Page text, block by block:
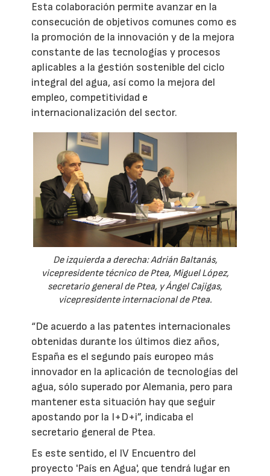
Esta colaboración permite avanzar en la
consecución de objetivos comunes como es
la promoción de la innovación y de la mejora
constante de las tecnologías y procesos
aplicables a la gestión sostenible del ciclo
integral del agua, así como la mejora del
empleo, competitividad e
internacionalización del sector.
De izquierda a derecha: Adrián Baltanás,
vicepresidente técnico de Ptea, Miguel López,
secretario general de Ptea, y Ángel Cajigas,
vicepresidente internacional de Ptea.
“De acuerdo a las patentes internacionales
obtenidas durante los últimos diez años,
España es el segundo país europeo más
innovador en la aplicación de tecnologías del
agua, sólo superado por Alemania, pero para
mantener esta situación hay que seguir
apostando por la I+D+i”, indicaba el
secretario general de Ptea.
Es este sentido, el IV Encuentro del
proyecto 'País en Agua', que tendrá lugar en